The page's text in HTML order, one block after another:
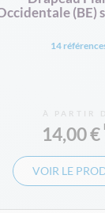
(BE)
14
À PARTIR
14,00 €
VOIR LE